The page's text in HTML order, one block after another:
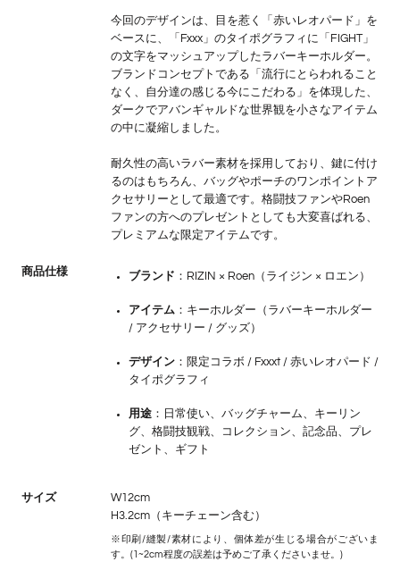
今回のデザインは、目を惹く「赤いレオパード」を
ベースに、「Fxxx」のタイポグラフィに「FIGHT」
の文字をマッシュアップしたラバーキーホルダー。
ブランドコンセプトである「流行にとらわれること
なく、自分達の感じる今にこだわる」を体現した、
ダークでアバンギャルドな世界観を小さなアイテム
の中に凝縮しました。
耐久性の高いラバー素材を採用しており、鍵に付け
るのはもちろん、バッグやポーチのワンポイントア
クセサリーとして最適です。格闘技ファンやRoen
ファンの方へのプレゼントとしても大変喜ばれる、
プレミアムな限定アイテムです。
商品仕様 ブランド ：RIZIN × Roen（ライジン × ロエン）
アイテム ：キーホルダー（ラバーキーホルダー
/ アクセサリー / グッズ）
デザイン ：限定コラボ / Fxxxt / 赤いレオパード /
タイポグラフィ
用途 ：日常使い、バッグチャーム、キーリン
グ、格闘技観戦、コレクション、記念品、プレ
ゼント、ギフト
サイズ
W12cm
H3.2cm（キーチェーン含む）
※印刷/縫製/素材により、個体差が生じる場合がございま
す。(1~2cm程度の誤差は予めご了承くださいませ。)